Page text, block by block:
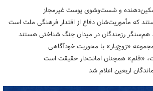
و شست‌وشوی پوست غیرمجاز
که مأموریت‌شان دفاع از اقتدار فرهنگی ملت است
هم‌سنگر رزمندگان در میدان جنگ شناختی هستند
«زوج‌یار» با محوریت خودآگاهی
«قلم» همچنان امانت‌دار حقیقت است
اربعین اعلام شد